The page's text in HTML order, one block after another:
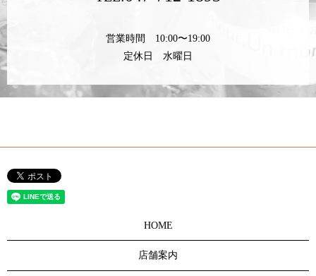
営業時間 10:00〜19:00
定休日 水曜日
HOME
店舗案内